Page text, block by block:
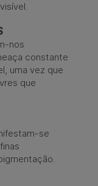
nos
constante
uma vez que
que
se